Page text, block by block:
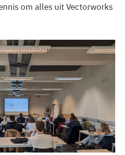
om alles uit Vectorworks